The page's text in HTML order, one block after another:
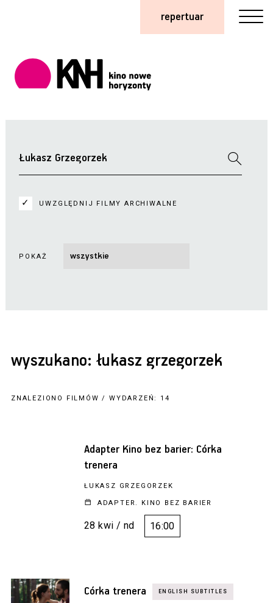
repertuar
UWZGLĘDNIJ FILMY ARCHIWALNE
POKAŻ
wyszukano: łukasz grzegorzek
ZNALEZIONO FILMÓW / WYDARZEŃ: 14
Adapter Kino bez barier: Córka
trenera
ŁUKASZ GRZEGORZEK
ADAPTER. KINO BEZ BARIER
28 kwi / nd 16:00
Córka trenera